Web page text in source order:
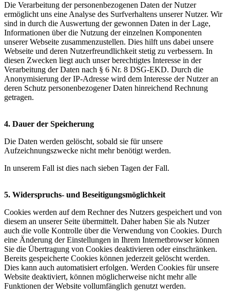
Die Verarbeitung der personenbezogenen Daten der Nutzer
ermöglicht uns eine Analyse des Surfverhaltens unserer Nutzer. Wir
sind in durch die Auswertung der gewonnen Daten in der Lage,
Informationen über die Nutzung der einzelnen Komponenten
unserer Webseite zusammenzustellen. Dies hilft uns dabei unsere
Webseite und deren Nutzerfreundlichkeit stetig zu verbessern. In
diesen Zwecken liegt auch unser berechtigtes Interesse in der
Verarbeitung der Daten nach § 6 Nr. 8 DSG-EKD. Durch die
Anonymisierung der IP-Adresse wird dem Interesse der Nutzer an
deren Schutz personenbezogener Daten hinreichend Rechnung
getragen.
4. Dauer der Speicherung
Die Daten werden gelöscht, sobald sie für unsere
Aufzeichnungszwecke nicht mehr benötigt werden.
In unserem Fall ist dies nach sieben Tagen der Fall.
5. Widerspruchs- und Beseitigungsmöglichkeit
Cookies werden auf dem Rechner des Nutzers gespeichert und von
diesem an unserer Seite übermittelt. Daher haben Sie als Nutzer
auch die volle Kontrolle über die Verwendung von Cookies. Durch
eine Änderung der Einstellungen in Ihrem Internetbrowser können
Sie die Übertragung von Cookies deaktivieren oder einschränken.
Bereits gespeicherte Cookies können jederzeit gelöscht werden.
Dies kann auch automatisiert erfolgen. Werden Cookies für unsere
Website deaktiviert, können möglicherweise nicht mehr alle
Funktionen der Website vollumfänglich genutzt werden.